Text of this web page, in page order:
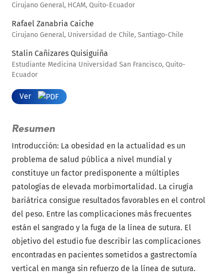
Cirujano General, HCAM, Quito-Ecuador
Rafael Zanabria Caiche
Cirujano General, Universidad de Chile, Santiago-Chile
Stalin Cañizares Quisiguiña
Estudiante Medicina Universidad San Francisco, Quito-
Ecuador
Ver
Resumen
Introducción: La obesidad en la actualidad es un
problema de salud pública a nivel mundial y
constituye un factor predisponente a múltiples
patologías de elevada morbimortalidad. La cirugía
bariátrica consigue resultados favorables en el control
del peso. Entre las complicaciones más frecuentes
están el sangrado y la fuga de la línea de sutura. El
objetivo del estudio fue describir las complicaciones
encontradas en pacientes sometidos a gastrectomía
vertical en manga sin refuerzo de la línea de sutura.